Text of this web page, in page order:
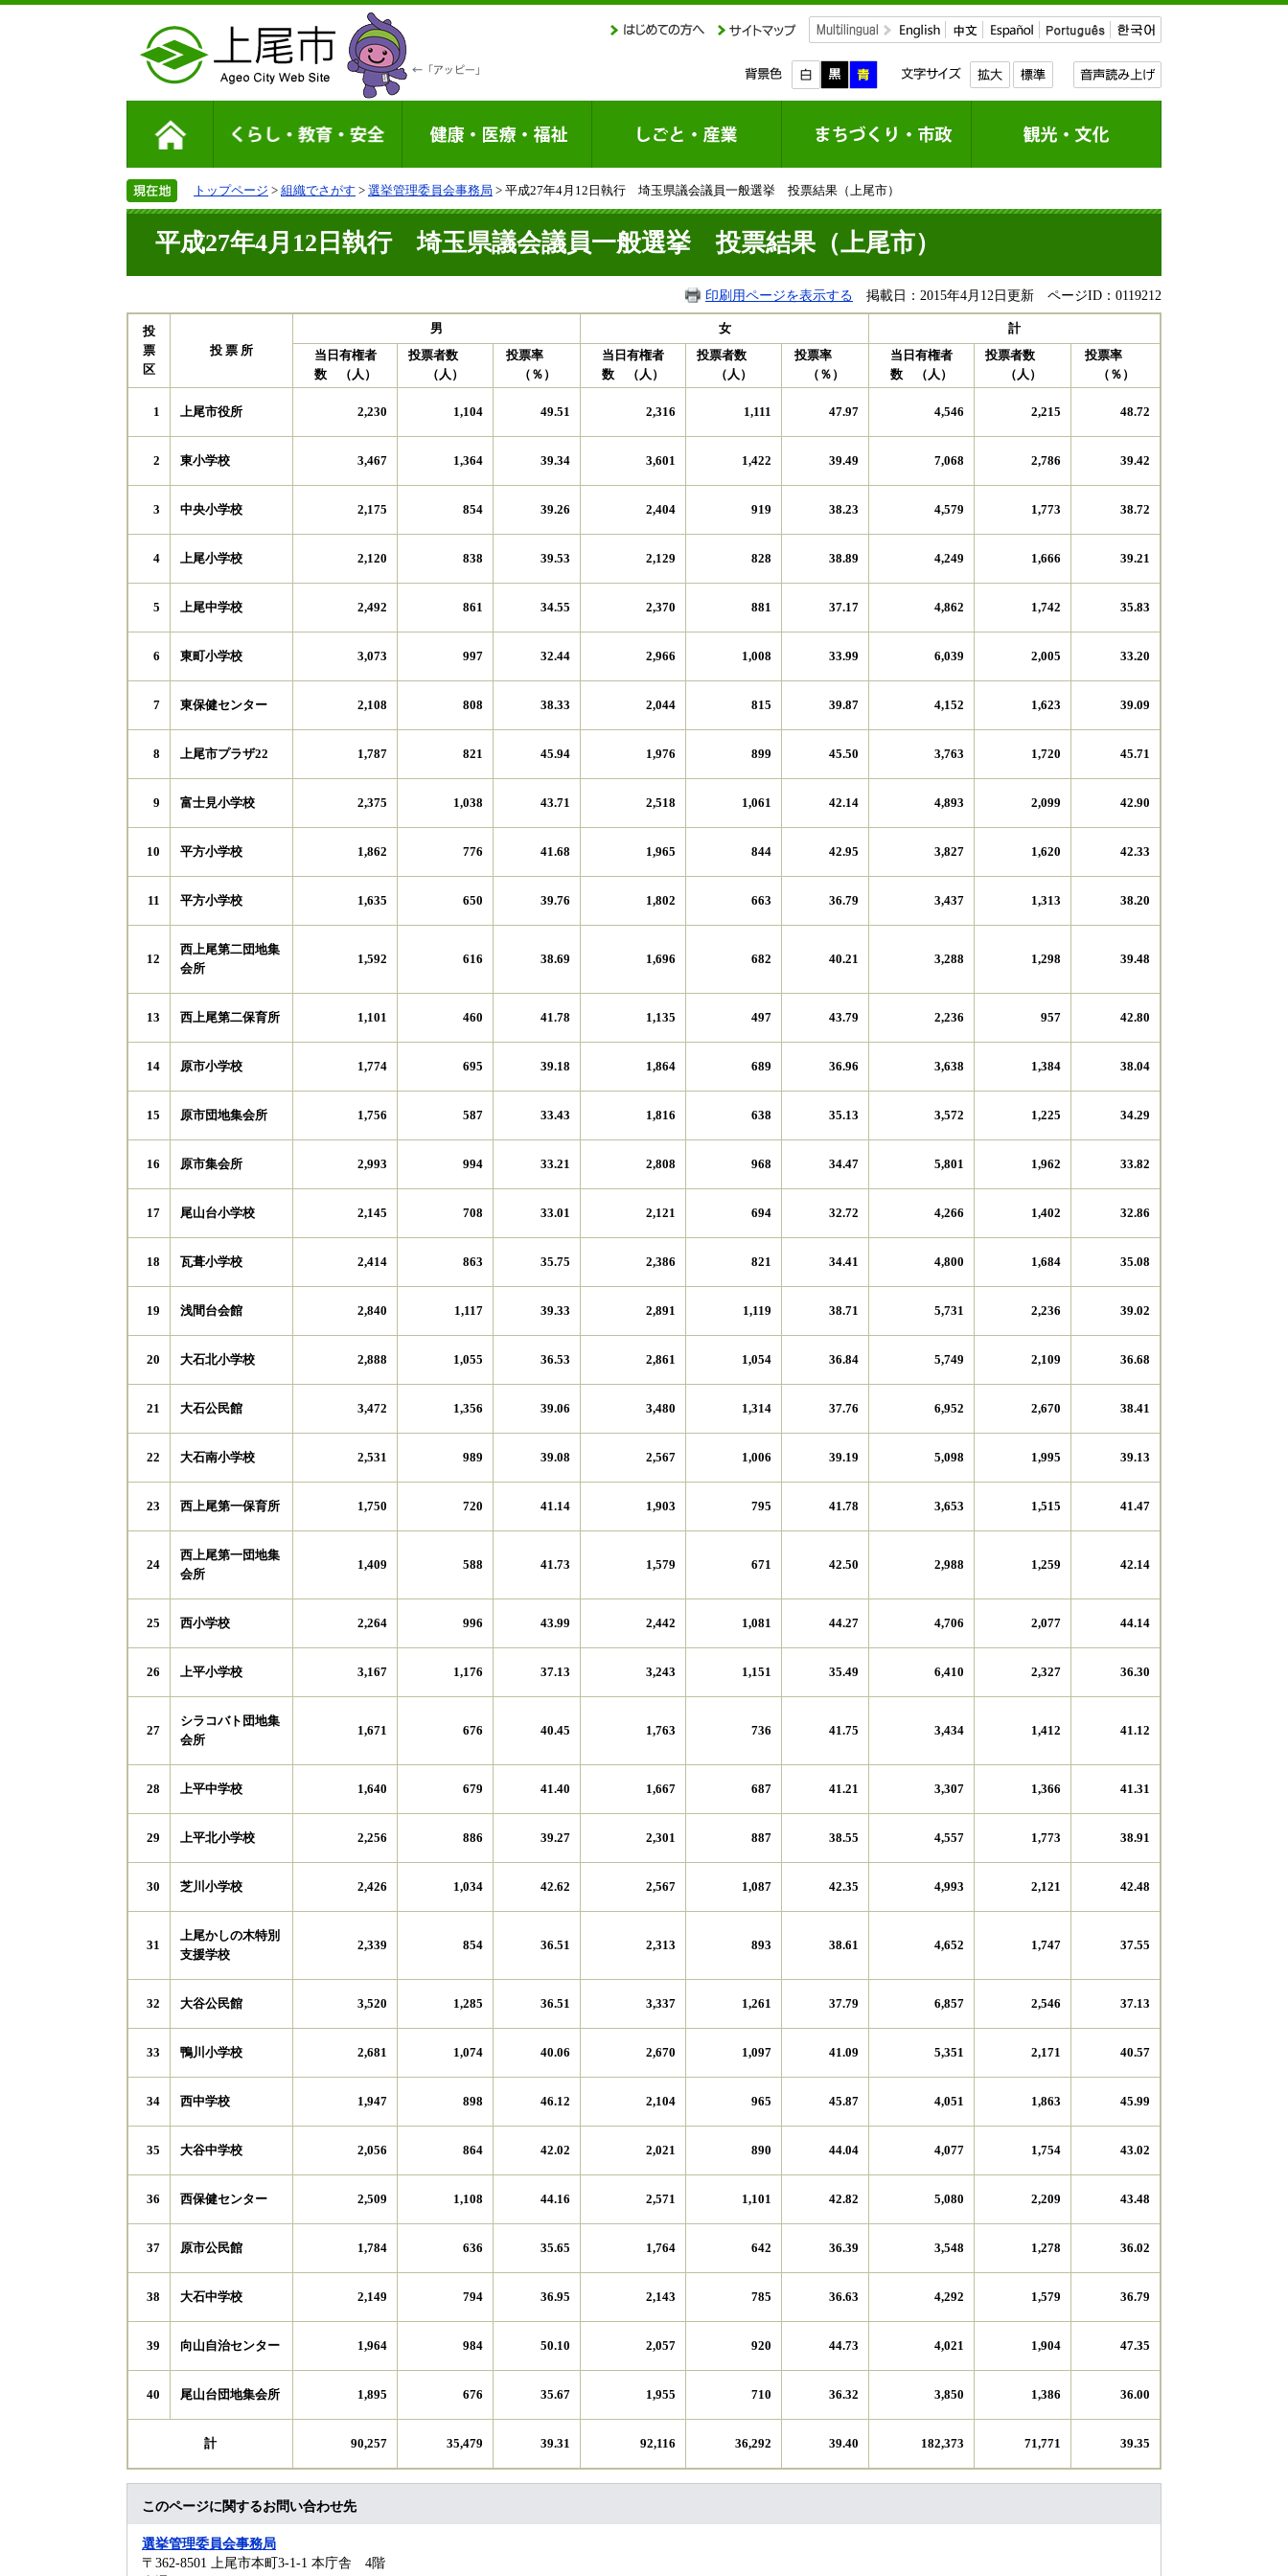
トップページ > 組織でさがす > 選挙管理委員会事務局 > 平成27年4月12日執行 埼玉県議会議員一般選挙 投票結果（上尾市）
平成27年4月12日執行 埼玉県議会議員一般選挙 投票結果（上尾市）
印刷用ページを表示する 掲載日：2015年4月12日更新 ページID：0119212
投
票
区
投 票 所
男 女
計
当日有権者
数 （人）
投票者数
（人）
投票率
（％）
当日有権者
数 （人）
投票者数
（人）
投票率
（％）
当日有権者
数 （人）
投票者数
（人）
投票率
（％）
1 上尾市役所 2,230 1,104 49.51 2,316 1,111 47.97 4,546 2,215 48.72
2 東小学校 3,467 1,364 39.34 3,601 1,422 39.49 7,068 2,786 39.42
3 中央小学校 2,175 854 39.26 2,404 919 38.23 4,579 1,773 38.72
4 上尾小学校 2,120 838 39.53 2,129 828 38.89 4,249 1,666 39.21
5 上尾中学校 2,492 861 34.55 2,370 881 37.17 4,862 1,742 35.83
6 東町小学校 3,073 997 32.44 2,966 1,008 33.99 6,039 2,005 33.20
7 東保健センター 2,108 808 38.33 2,044 815 39.87 4,152 1,623 39.09
8 上尾市プラザ22 1,787 821 45.94 1,976 899 45.50 3,763 1,720 45.71
9 富士見小学校 2,375 1,038 43.71 2,518 1,061 42.14 4,893 2,099 42.90
10 平方小学校 1,862 776 41.68 1,965 844 42.95 3,827 1,620 42.33
11 平方小学校 1,635 650 39.76 1,802 663 36.79 3,437 1,313 38.20
12
西上尾第二団地集
会所
1,592 616 38.69 1,696 682 40.21 3,288 1,298 39.48
13 西上尾第二保育所 1,101 460 41.78 1,135 497 43.79 2,236 957 42.80
14 原市小学校 1,774 695 39.18 1,864 689 36.96 3,638 1,384 38.04
15 原市団地集会所 1,756 587 33.43 1,816 638 35.13 3,572 1,225 34.29
16 原市集会所 2,993 994 33.21 2,808 968 34.47 5,801 1,962 33.82
17 尾山台小学校 2,145 708 33.01 2,121 694 32.72 4,266 1,402 32.86
18 瓦葺小学校 2,414 863 35.75 2,386 821 34.41 4,800 1,684 35.08
19 浅間台会館 2,840 1,117 39.33 2,891 1,119 38.71 5,731 2,236 39.02
20 大石北小学校 2,888 1,055 36.53 2,861 1,054 36.84 5,749 2,109 36.68
21 大石公民館 3,472 1,356 39.06 3,480 1,314 37.76 6,952 2,670 38.41
22 大石南小学校 2,531 989 39.08 2,567 1,006 39.19 5,098 1,995 39.13
23 西上尾第一保育所 1,750 720 41.14 1,903 795 41.78 3,653 1,515 41.47
24
西上尾第一団地集
会所
1,409 588 41.73 1,579 671 42.50 2,988 1,259 42.14
25 西小学校 2,264 996 43.99 2,442 1,081 44.27 4,706 2,077 44.14
26 上平小学校 3,167 1,176 37.13 3,243 1,151 35.49 6,410 2,327 36.30
27
シラコバト団地集
会所
1,671 676 40.45 1,763 736 41.75 3,434 1,412 41.12
28 上平中学校 1,640 679 41.40 1,667 687 41.21 3,307 1,366 41.31
29 上平北小学校 2,256 886 39.27 2,301 887 38.55 4,557 1,773 38.91
30 芝川小学校 2,426 1,034 42.62 2,567 1,087 42.35 4,993 2,121 42.48
31
上尾かしの木特別
支援学校
2,339 854 36.51 2,313 893 38.61 4,652 1,747 37.55
32 大谷公民館 3,520 1,285 36.51 3,337 1,261 37.79 6,857 2,546 37.13
33 鴨川小学校 2,681 1,074 40.06 2,670 1,097 41.09 5,351 2,171 40.57
34 西中学校 1,947 898 46.12 2,104 965 45.87 4,051 1,863 45.99
35 大谷中学校 2,056 864 42.02 2,021 890 44.04 4,077 1,754 43.02
36 西保健センター 2,509 1,108 44.16 2,571 1,101 42.82 5,080 2,209 43.48
37 原市公民館 1,784 636 35.65 1,764 642 36.39 3,548 1,278 36.02
38 大石中学校 2,149 794 36.95 2,143 785 36.63 4,292 1,579 36.79
39 向山自治センター 1,964 984 50.10 2,057 920 44.73 4,021 1,904 47.35
40 尾山台団地集会所 1,895 676 35.67 1,955 710 36.32 3,850 1,386 36.00
計 90,257 35,479 39.31 92,116 36,292 39.40 182,373 71,771 39.35
このページに関するお問い合わせ先
選挙管理委員会事務局
〒362-8501
上尾市本町3-1-1 本庁舎 4階